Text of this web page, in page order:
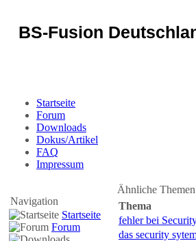
BS-Fusion
Startseite
Forum
Downloads
Dokus/Artikel
FAQ
Impressum
Navigation
Startseite
Forum
Ähnliche
Thema
fehler bei
das security